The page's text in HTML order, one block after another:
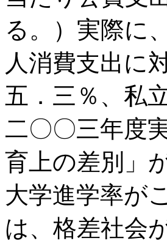
る。）実際に
人消費支出に
五．三％、私
二〇〇三年度
育上の差別」
大学進学率が
は、格差社会